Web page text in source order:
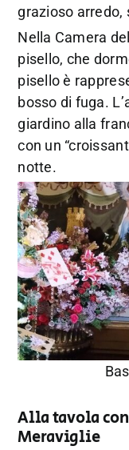
grazioso arredo,
Nella Camera
pisello, che
pisello è
bosso di fuga.
giardino alla
con un
notte.
Alla tavola
Meraviglie